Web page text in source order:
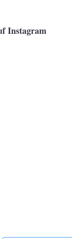
Instagram